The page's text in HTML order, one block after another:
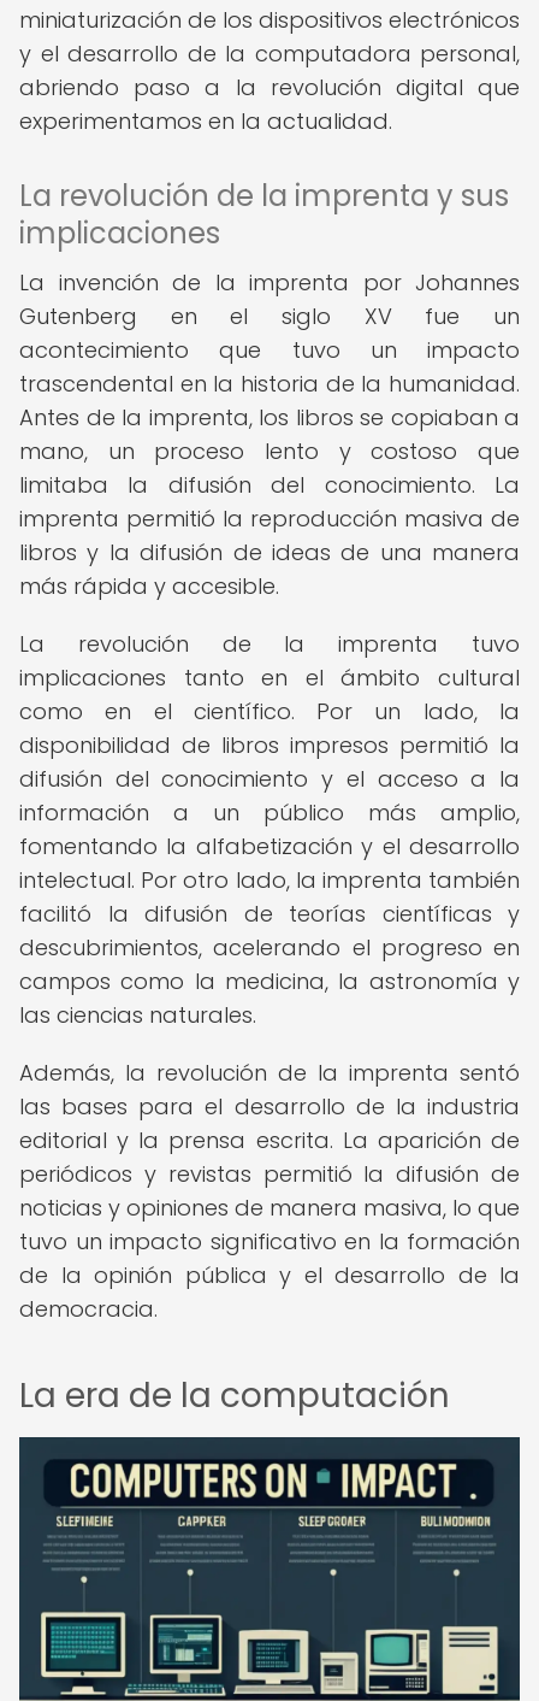
miniaturización de los dispositivos electrónicos
y el desarrollo de la computadora personal,
abriendo paso a la revolución digital que
experimentamos en la actualidad.
La revolución de la imprenta y sus
implicaciones
La invención de la imprenta por Johannes
Gutenberg en el siglo XV fue un
acontecimiento que tuvo un impacto
trascendental en la historia de la humanidad.
Antes de la imprenta, los libros se copiaban a
mano, un proceso lento y costoso que
limitaba la difusión del conocimiento. La
imprenta permitió la reproducción masiva de
libros y la difusión de ideas de una manera
más rápida y accesible.
La revolución de la imprenta tuvo
implicaciones tanto en el ámbito cultural
como en el científico. Por un lado, la
disponibilidad de libros impresos permitió la
difusión del conocimiento y el acceso a la
información a un público más amplio,
fomentando la alfabetización y el desarrollo
intelectual. Por otro lado, la imprenta también
facilitó la difusión de teorías científicas y
descubrimientos, acelerando el progreso en
campos como la medicina, la astronomía y
las ciencias naturales.
Además, la revolución de la imprenta sentó
las bases para el desarrollo de la industria
editorial y la prensa escrita. La aparición de
periódicos y revistas permitió la difusión de
noticias y opiniones de manera masiva, lo que
tuvo un impacto significativo en la formación
de la opinión pública y el desarrollo de la
democracia.
La era de la computación